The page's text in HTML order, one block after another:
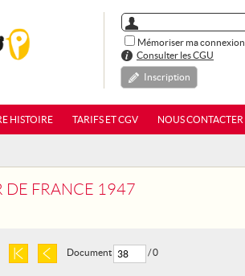
Mémoriser ma connexion
Consulter les CGU
Inscription
HISTOIRE TARIFS ET CGV NOUS CONTACTER
DE FRANCE 1947
Document / 0